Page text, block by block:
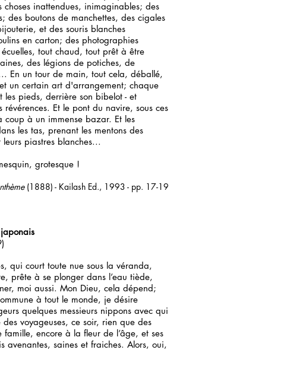
inattendues, inimaginables; des
des boutons de manchettes, des cigales
et des souris blanches
en carton; des photographies
tout chaud, tout prêt à être
des légions de potiches, de
En un tour de main, tout cela, déballé,
un certain art d'arrangement; chaque
pieds, derrière son bibelot - et
Et le pont du navire, sous ces
coup à un immense bazar. Et les
les tas, prenant les mentons des
piastres blanches...
grotesque !
(1888) - Kailash Ed., 1993 - pp. 17-19
qui court toute nue sous la véranda,
prête à se plonger dans l’eau tiède,
moi aussi. Mon Dieu, cela dépend;
à tout le monde, je désire
quelques messieurs nippons avec qui
voyageuses, ce soir, rien que des
encore à la fleur de l’âge, et ses
avenantes, saines et fraiches. Alors, oui,